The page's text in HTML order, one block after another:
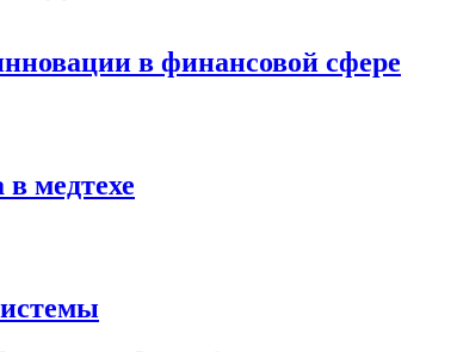
в финансовой сфере
в медтехе